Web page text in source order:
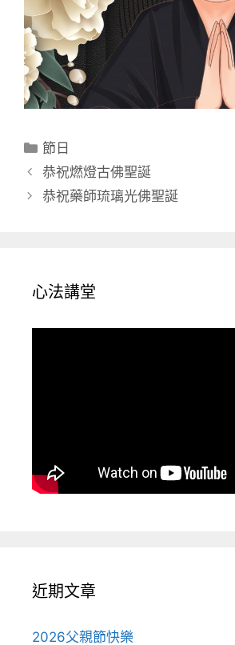
分
類
節日
恭祝燃燈古佛聖誕
恭祝藥師琉璃光佛聖誕
心法講堂
近期文章
2026父親節快樂